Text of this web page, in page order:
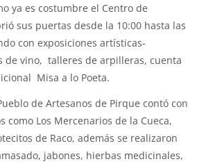
ya es costumbre el Centro de
sus puertas desde la 10:00 hasta las
con exposiciones artísticas-
de vino, talleres de arpilleras, cuenta
Misa a lo Poeta.
de Artesanos de Pirque contó con
como Los Mercenarios de la Cueca,
de Raco, además se realizaron
jabones, hierbas medicinales,